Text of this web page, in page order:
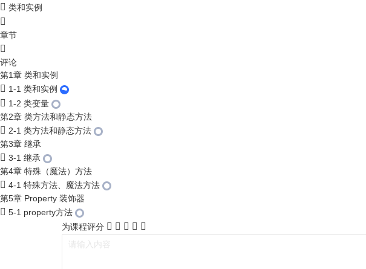
类和实例
章节
评论
第1章 类和实例
1-1 类和实例
1-2 类变量
第2章 类方法和静态方法
2-1 类方法和静态方法
第3章 继承
3-1 继承
第4章 特殊（魔法）方法
4-1 特殊方法、魔法方法
第5章 Property 装饰器
5-1 property方法
为课程评分